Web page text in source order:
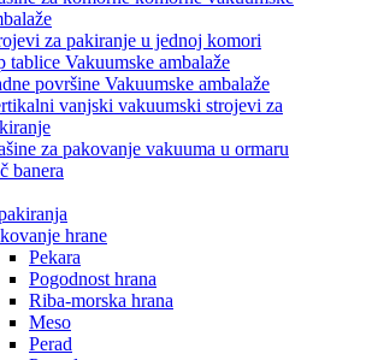
za pakiranje u jednoj komori
tablice Vakuumske ambalaže
površine Vakuumske ambalaže
vanjski vakuumski strojevi za
za pakovanje vakuuma u ormaru
banera
hrane
Pekara
Pogodnost hrana
Riba-morska hrana
Meso
Perad